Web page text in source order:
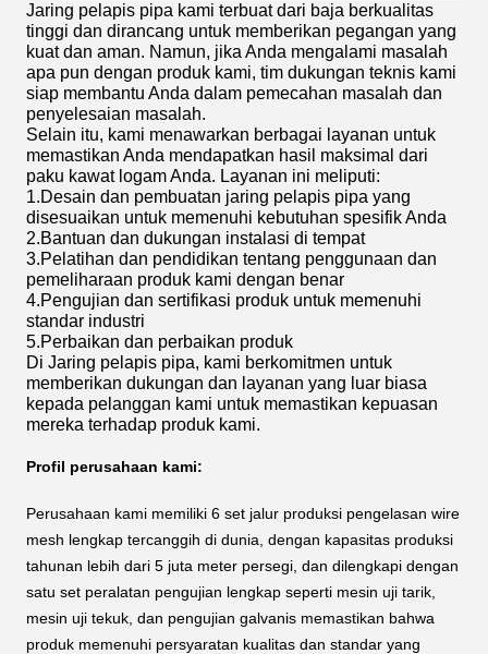
Jaring pelapis pipa kami terbuat dari baja berkualitas
tinggi dan dirancang untuk memberikan pegangan yang
kuat dan aman. Namun, jika Anda mengalami masalah
apa pun dengan produk kami, tim dukungan teknis kami
siap membantu Anda dalam pemecahan masalah dan
penyelesaian masalah.
Selain itu, kami menawarkan berbagai layanan untuk
memastikan Anda mendapatkan hasil maksimal dari
paku kawat logam Anda. Layanan ini meliputi:
1.Desain dan pembuatan jaring pelapis pipa yang
disesuaikan untuk memenuhi kebutuhan spesifik Anda
2.Bantuan dan dukungan instalasi di tempat
3.Pelatihan dan pendidikan tentang penggunaan dan
pemeliharaan produk kami dengan benar
4.Pengujian dan sertifikasi produk untuk memenuhi
standar industri
5.Perbaikan dan perbaikan produk
Di Jaring pelapis pipa, kami berkomitmen untuk
memberikan dukungan dan layanan yang luar biasa
kepada pelanggan kami untuk memastikan kepuasan
mereka terhadap produk kami.
Profil perusahaan kami:
Perusahaan kami memiliki 6 set jalur produksi pengelasan wire
mesh lengkap tercanggih di dunia, dengan kapasitas produksi
tahunan lebih dari 5 juta meter persegi, dan dilengkapi dengan
satu set peralatan pengujian lengkap seperti mesin uji tarik,
mesin uji tekuk, dan pengujian galvanis memastikan bahwa
produk memenuhi persyaratan kualitas dan standar yang